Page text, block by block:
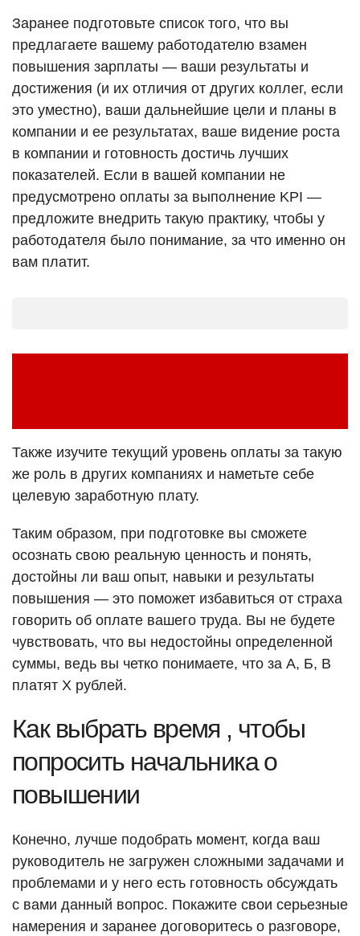
Заранее подготовьте список того, что вы
предлагаете вашему работодателю взамен
повышения зарплаты — ваши результаты и
достижения (и их отличия от других коллег, если
это уместно), ваши дальнейшие цели и планы в
компании и ее результатах, ваше видение роста
в компании и готовность достичь лучших
показателей. Если в вашей компании не
предусмотрено оплаты за выполнение KPI —
предложите внедрить такую практику, чтобы у
работодателя было понимание, за что именно он
вам платит.
Также изучите текущий уровень оплаты за такую
же роль в других компаниях и наметьте себе
целевую заработную плату.
Таким образом, при подготовке вы сможете
осознать свою реальную ценность и понять,
достойны ли ваш опыт, навыки и результаты
повышения — это поможет избавиться от страха
говорить об оплате вашего труда. Вы не будете
чувствовать, что вы недостойны определенной
суммы, ведь вы четко понимаете, что за А, Б, В
платят Х рублей.
Как выбрать время , чтобы
попросить начальника о
повышении
Конечно, лучше подобрать момент, когда ваш
руководитель не загружен сложными задачами и
проблемами и у него есть готовность обсуждать
с вами данный вопрос. Покажите свои серьезные
намерения и заранее договоритесь о разговоре,